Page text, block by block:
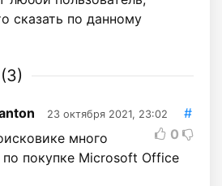
сказать по данному
3)
23 октября 2021, 23:02
#
0
много
покупке Microsoft Office